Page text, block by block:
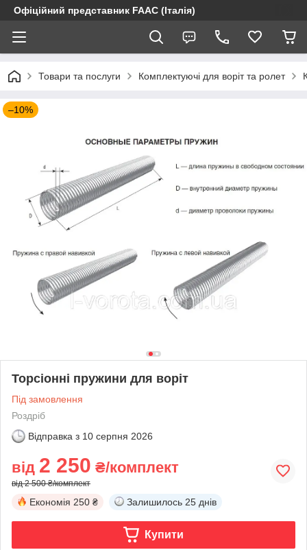
Офіційний представник FAAC (Італія)
Товари та послуги Комплектуючі для воріт та ролет
–10%
Торсіонні пружини для воріт
Під замовлення
Роздріб
Відправка з 10 серпня 2026
від 2 250 ₴/комплект
від 2 500 ₴/комплект
Економія 250 ₴ Залишилось 25 днів
Купити